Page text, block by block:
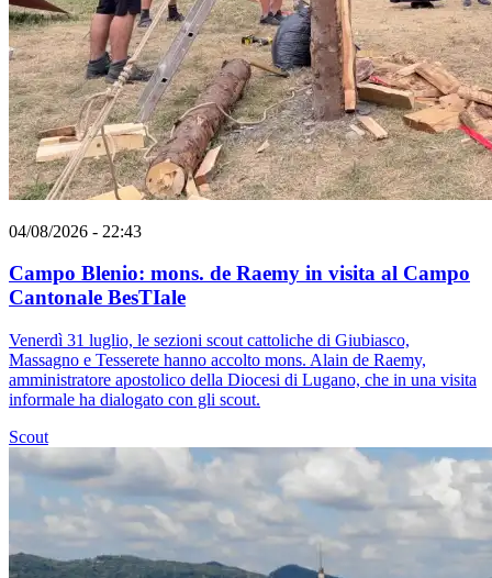
04/08/2026 - 22:43
Campo Blenio: mons. de Raemy in visita al Campo
Cantonale BesTIale
Venerdì 31 luglio, le sezioni scout cattoliche di Giubiasco,
Massagno e Tesserete hanno accolto mons. Alain de Raemy,
amministratore apostolico della Diocesi di Lugano, che in una visita
informale ha dialogato con gli scout.
Scout